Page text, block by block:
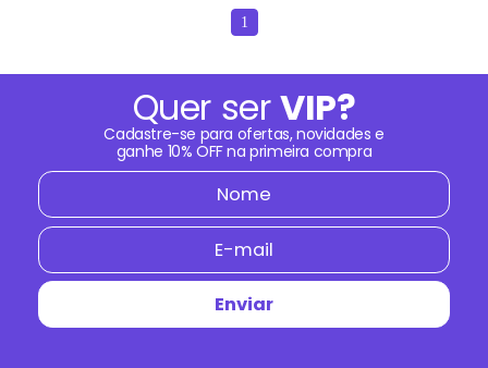
1
Quer serVIP?
Cadastre-se para ofertas, novidades e
ganhe 10% OFFna primeira compra